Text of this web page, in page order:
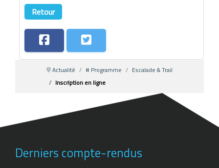
Retour
Actualité # Programme
Escalade & Trail
Inscription en ligne
Derniers compte-rendus